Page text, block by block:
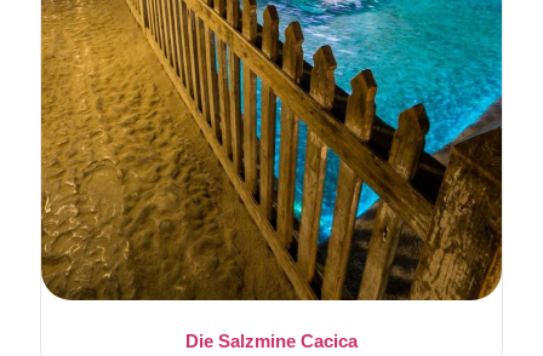
Die Salzmine Cacica